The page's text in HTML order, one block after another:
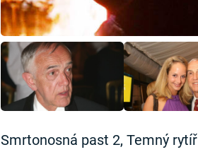
Smrtonosná past 2, Temný